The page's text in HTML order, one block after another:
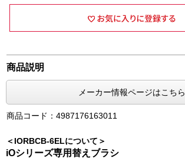
商品説明
メーカー情報ページはこちら
商品コード：4987176163011
＜IORBCB-6ELについて＞
iOシリーズ専用替えブラシ